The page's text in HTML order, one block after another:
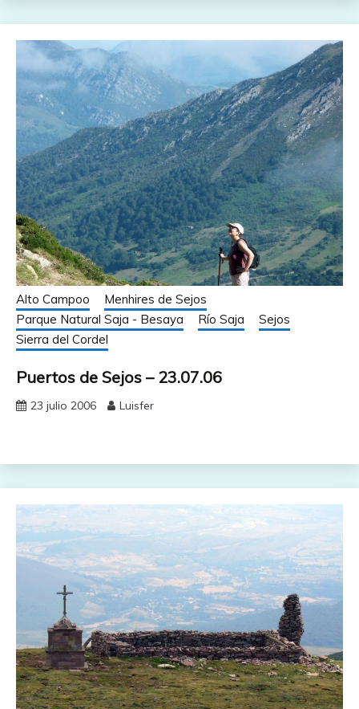
Alto Campoo
Menhires de Sejos
Parque Natural Saja - Besaya
Río Saja
Sejos
Sierra del Cordel
Puertos de Sejos – 23.07.06
23 julio 2006 Luisfer